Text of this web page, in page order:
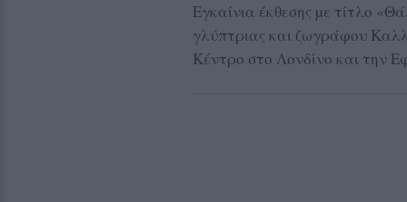
Εγκαίνια έκθεσης µε τίτλο
γλύπτριας και ζωγράφου
Κέντρο στο Λονδίνο και την